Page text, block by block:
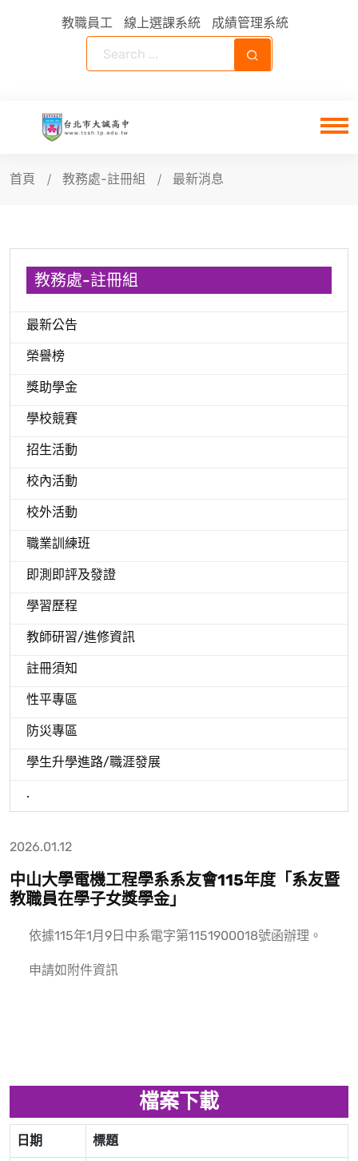
教職員工 線上選課系統 成績管理系統
首頁 教務處-註冊組 最新消息
教務處-註冊組
最新公告
榮譽榜
獎助學金
學校競賽
招生活動
校內活動
校外活動
職業訓練班
即測即評及發證
學習歷程
教師研習/進修資訊
註冊須知
性平專區
防災專區
學生升學進路/職涯發展
.
2026.01.12
中山大學電機工程學系系友會115年度「系友暨
教職員在學子女獎學金」
依據115年1月9日中系電字第1151900018號函辦理。
申請如附件資訊
檔案下載
日期 標題